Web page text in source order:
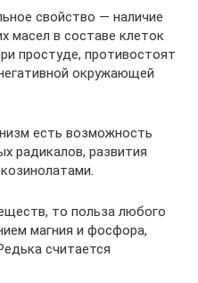
свойство — наличие
масел в составе клеток
простуде, противостоят
окружающей
есть возможность
радикалов, развития
то польза любого
магния и фосфора,
считается